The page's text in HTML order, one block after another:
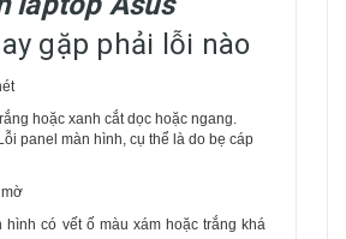
gặp phải lỗi nào
hoặc xanh cắt dọc hoặc ngang.
panel màn hình, cụ thể là do bẹ cáp
hình có vết ố màu xám hoặc trắng khá